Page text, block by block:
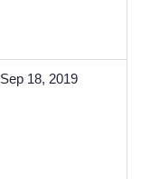
Sep 18, 2019